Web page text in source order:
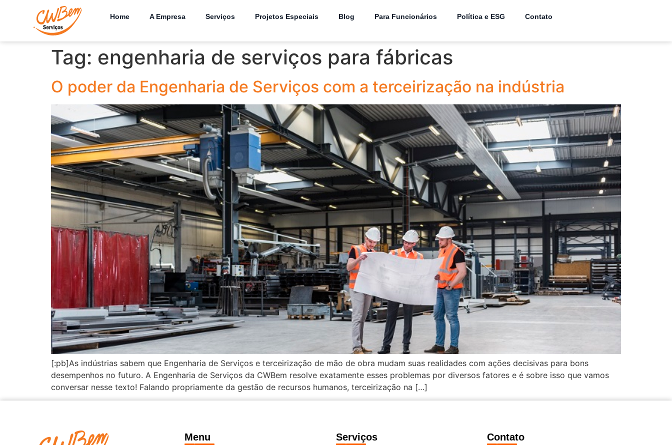
Home A Empresa Serviços Projetos Especiais Blog Para Funcionários Política e ESG Contato
Tag: engenharia de serviços para fábricas
O poder da Engenharia de Serviços com a terceirização na indústria
[:pb]As indústrias sabem que Engenharia de Serviços e terceirização de mão de obra mudam suas realidades com ações decisivas para bons
desempenhos no futuro. A Engenharia de Serviços da CWBem resolve exatamente esses problemas por diversos fatores e é sobre isso que vamos
conversar nesse texto! Falando propriamente da gestão de recursos humanos, terceirização na […]
Menu Serviços Contato